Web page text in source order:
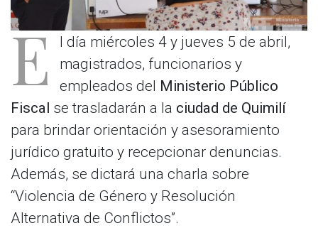
E l día miércoles 4 y jueves 5 de abril,
magistrados, funcionarios y
empleados del Ministerio Público
Fiscal se trasladarán a la ciudad de Quimilí
para brindar orientación y asesoramiento
jurídico gratuito y recepcionar denuncias.
Además, se dictará una charla sobre
“Violencia de Género y Resolución
Alternativa de Conflictos”.